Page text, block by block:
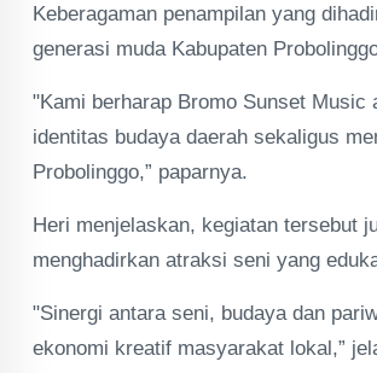
Keberagaman penampilan yang
generasi muda Kabupaten
"Kami berharap Bromo Sunset Music
identitas budaya daerah sekaligus
Probolinggo,” paparnya.
Heri menjelaskan, kegiatan tersebut
menghadirkan atraksi seni yang
"Sinergi antara seni, budaya dan
ekonomi kreatif masyarakat lokal,”